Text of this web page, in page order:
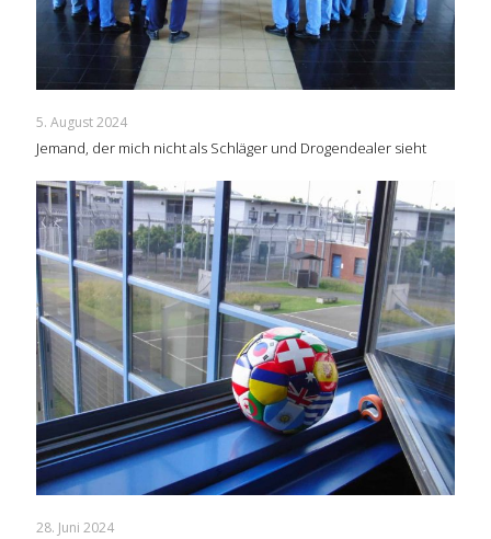
5. August 2024
Jemand, der mich nicht als Schläger und Drogendealer sieht
28. Juni 2024